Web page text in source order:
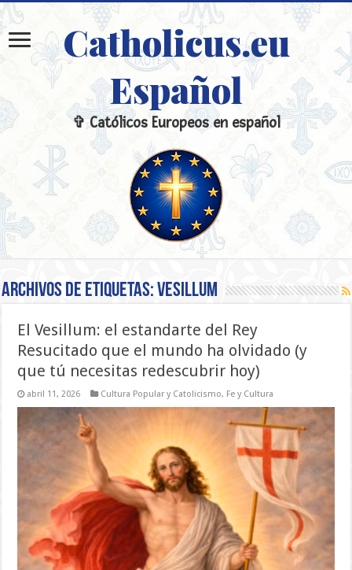
Catholicus.eu
Español
✞ Católicos Europeos en español
Archivos de etiquetas:Vesillum
El Vesillum: el estandarte del Rey
Resucitado que el mundo ha olvidado (y
que tú necesitas redescubrir hoy)
abril 11, 2026 Cultura Popular y Catolicismo, Fe y Cultura